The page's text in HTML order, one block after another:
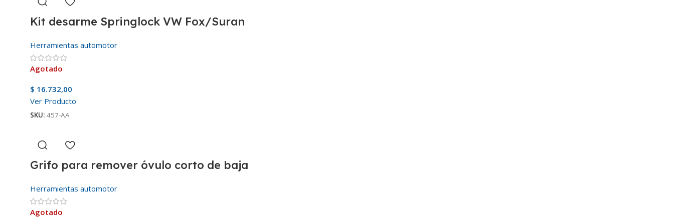
Kit desarme Springlock VW Fox/Suran
Herramientas automotor
Agotado
$ 16.732,00
Ver Producto
SKU: 457-AA
Grifo para remover óvulo corto de baja
Herramientas automotor
Agotado